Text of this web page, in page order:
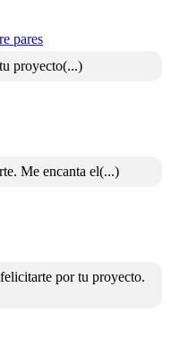
pares
proyecto(...)
Me encanta el(...)
por tu proyecto.